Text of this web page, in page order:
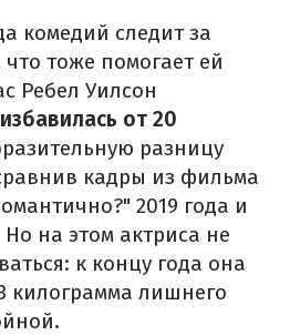
комедий следит за
тоже помогает ей
Ребел Уилсон
избавилась от 20
разницу
кадры из фильма
2019 года и
на этом актриса не
к концу года она
килограмма лишнего